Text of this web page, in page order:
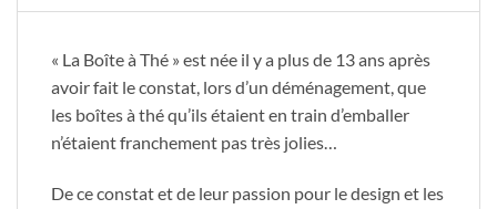
« La Boîte à Thé » est née il y a plus de 13 ans après
avoir fait le constat, lors d’un déménagement, que
les boîtes à thé qu’ils étaient en train d’emballer
n’étaient franchement pas très jolies…
De ce constat et de leur passion pour le design et les